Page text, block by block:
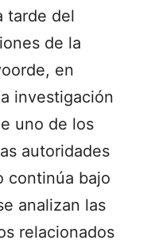
tarde del
de la
en
investigación
uno de los
autoridades
continúa bajo
analizan las
relacionados